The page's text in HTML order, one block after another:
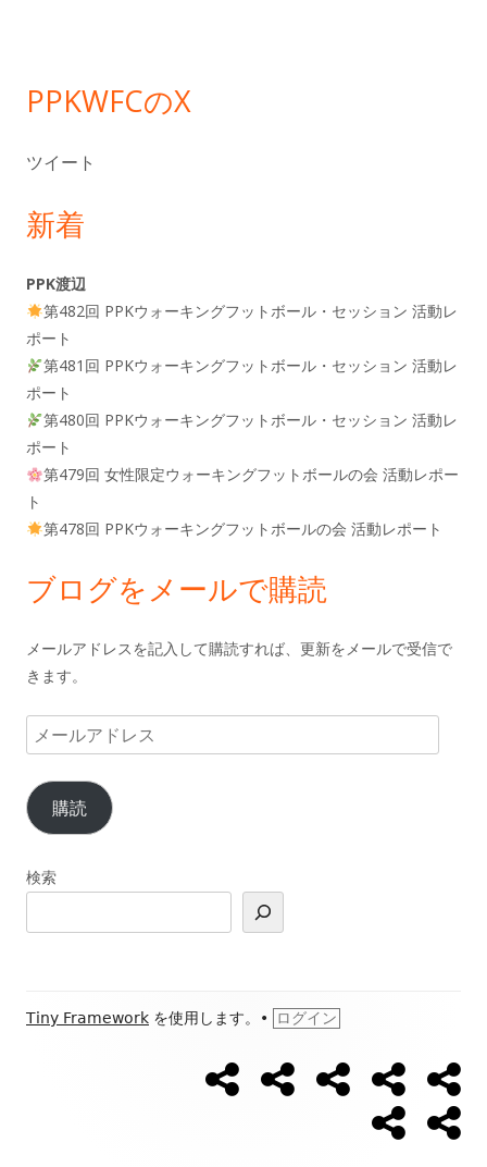
PPKWFCのX
ツイート
新着
PPK渡辺
第482回 PPKウォーキングフットボール・セッション 活動レ
ポート
第481回 PPKウォーキングフットボール・セッション 活動レ
ポート
第480回 PPKウォーキングフットボール・セッション 活動レ
ポート
第479回 女性限定ウォーキングフットボールの会 活動レポー
ト
第478回 PPKウォーキングフットボールの会 活動レポート
ブログをメールで購読
メールアドレスを記入して購読すれば、更新をメールで受信で
きます。
メ
ー
ル
ア
ド
ス
購読
検索
フ
Tiny Framework を使用します。 • ログイン
【ウ
ォ
【開
催
Ｌ
Ｉ
ブ
ロ
新
着
ブ
ロ
カ
テ
プ
ロ
お
問